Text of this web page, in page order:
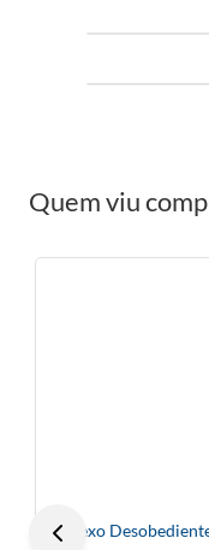
Quem viu
O Sexo